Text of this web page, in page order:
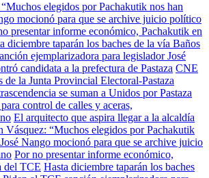
elegidos por Pachakutik nos han
mocionó para que se archive juicio político
presentar informe económico, Pachakutik en
diciembre taparán los baches de la vía Baños
ejemplarizadora para legislador José
candidata a la prefectura de Pastaza CNE
de la Junta Provincial Electoral-Pastaza
se suman a Unidos por Pastaza
control de calles y aceras,
El arquitecto que aspira llegar a la alcaldía
Vásquez: “Muchos elegidos por Pachakutik
José Nango mocionó para que se archive juicio
Por no presentar informe económico,
del TCE Hasta diciembre taparán los baches